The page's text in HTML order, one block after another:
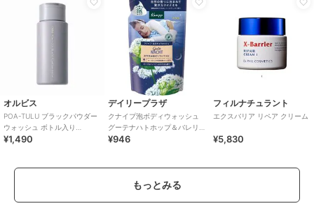
オルビス
POA-TULU ブラックパウダー
ウォッシュ ボトル入り
50g（酵素洗顔料）
¥1,490
デイリープラザ
クナイプ泡ボディウォッシュ
グーテナハトホップ＆バレリ
アンの香りつめかえ用４００
¥946
フィルナチュラント
エクスバリア リペア クリーム
¥5,830
もっとみる